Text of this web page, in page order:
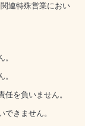
連特殊営業におい
を負いません。
きません。